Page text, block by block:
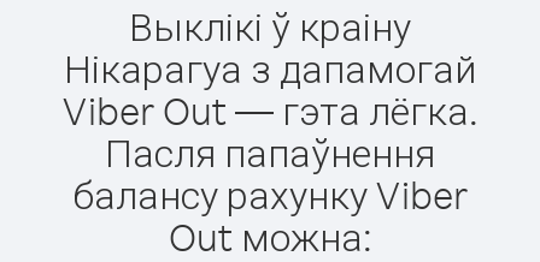
Выклікі ў краіну
Нікарагуа з дапамогай
Viber Out — гэта лёгка.
Пасля папаўнення
балансу рахунку Viber
Out можна: